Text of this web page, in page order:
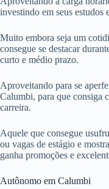
investindo em seus estudos
Muito embora seja um
consegue se destacar
curto e médio prazo.
Aproveitando para se
Calumbi, para que consiga
carreira.
Aquele que consegue
ou vagas de estágio e
ganha promoções e
Autônomo em Calumbi